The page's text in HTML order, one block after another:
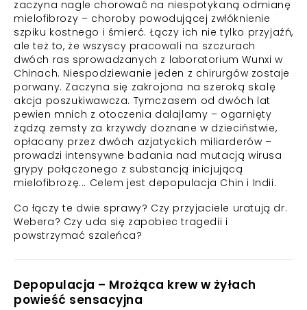
zaczyna nagle chorować na niespotykaną odmianę
mielofibrozy – choroby powodującej zwłóknienie
szpiku kostnego i śmierć. Łączy ich nie tylko przyjaźń,
ale też to, że wszyscy pracowali na szczurach
dwóch ras sprowadzanych z laboratorium Wunxi w
Chinach. Niespodziewanie jeden z chirurgów zostaje
porwany. Zaczyna się zakrojona na szeroką skalę
akcja poszukiwawcza. Tymczasem od dwóch lat
pewien mnich z otoczenia dalajlamy – ogarnięty
żądzą zemsty za krzywdy doznane w dzieciństwie,
opłacany przez dwóch azjatyckich miliarderów –
prowadzi intensywne badania nad mutacją wirusa
grypy połączonego z substancją inicjującą
mielofibrozę... Celem jest depopulacja Chin i Indii.
Co łączy te dwie sprawy? Czy przyjaciele uratują dr.
Webera? Czy uda się zapobiec tragedii i
powstrzymać szaleńca?
Depopulacja – Mrożąca krew w żyłach
powieść sensacyjna